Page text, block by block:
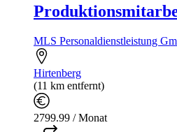
MLS Personaldienstleistung
Hirtenberg
(11 km entfernt)
2799.99 / Monat